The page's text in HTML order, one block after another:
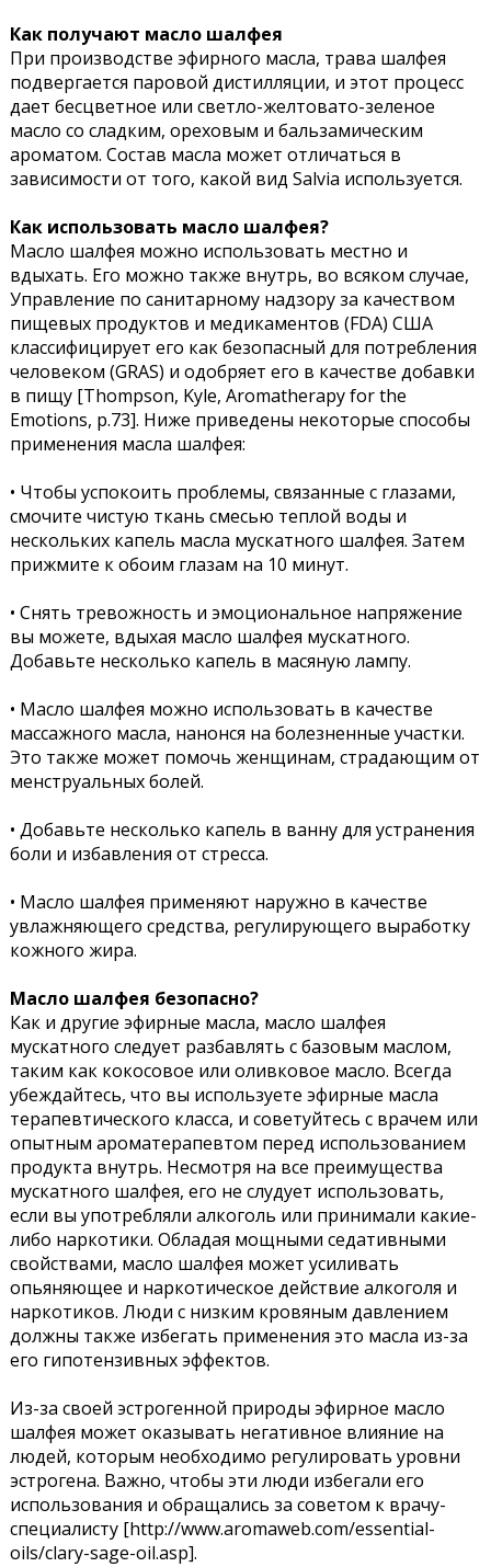
Как получают масло шалфея
При производстве эфирного масла, трава шалфея
подвергается паровой дистилляции, и этот процесс
дает бесцветное или светло-желтовато-зеленое
масло со сладким, ореховым и бальзамическим
ароматом. Состав масла может отличаться в
зависимости от того, какой вид Salvia используется.
Как использовать масло шалфея?
Масло шалфея можно использовать местно и
вдыхать. Его можно также внутрь, во всяком случае,
Управление по санитарному надзору за качеством
пищевых продуктов и медикаментов (FDA) США
классифицирует его как безопасный для потребления
человеком (GRAS) и одобряет его в качестве добавки
в пищу [Thompson, Kyle, Aromatherapy for the
Emotions, p.73]. Ниже приведены некоторые способы
применения масла шалфея:
• Чтобы успокоить проблемы, связанные с глазами,
смочите чистую ткань смесью теплой воды и
нескольких капель масла мускатного шалфея. Затем
прижмите к обоим глазам на 10 минут.
• Снять тревожность и эмоциональное напряжение
вы можете, вдыхая масло шалфея мускатного.
Добавьте несколько капель в масяную лампу.
• Масло шалфея можно использовать в качестве
массажного масла, нанонся на болезненные участки.
Это также может помочь женщинам, страдающим от
менструальных болей.
• Добавьте несколько капель в ванну для устранения
боли и избавления от стресса.
• Масло шалфея применяют наружно в качестве
увлажняющего средства, регулирующего выработку
кожного жира.
Масло шалфея безопасно?
Как и другие эфирные масла, масло шалфея
мускатного следует разбавлять с базовым маслом,
таким как кокосовое или оливковое масло. Всегда
убеждайтесь, что вы используете эфирные масла
терапевтического класса, и советуйтесь с врачем или
опытным ароматерапевтом перед использованием
продукта внутрь. Несмотря на все преимущества
мускатного шалфея, его не слудует использовать,
если вы употребляли алкоголь или принимали какие-
либо наркотики. Обладая мощными седативными
свойствами, масло шалфея может усиливать
опьяняющее и наркотическое действие алкоголя и
наркотиков. Люди с низким кровяным давлением
должны также избегать применения это масла из-за
его гипотензивных эффектов.
Из-за своей эстрогенной природы эфирное масло
шалфея может оказывать негативное влияние на
людей, которым необходимо регулировать уровни
эстрогена. Важно, чтобы эти люди избегали его
использования и обращались за советом к врачу-
специалисту [http://www.aromaweb.com/essential-
oils/clary-sage-oil.asp].